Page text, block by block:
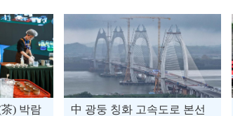
) 박람
中 광둥 칭화 고속도로 본선